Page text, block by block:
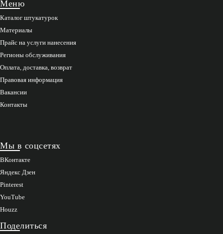
Меню
Каталог штукатурок
Материалы
Прайс на услуги нанесения
Регионы обслуживания
Оплата, доставка, возврат
Правовая информация
Вакансии
Контакты
Мы в соцсетях
ВКонтакте
Яндекс Дзен
Pinterest
YouTube
Houzz
Поделиться